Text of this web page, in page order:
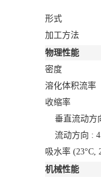
形式
加工方法
物理性能
密度
溶化体积流率
收缩率
垂直流动方
流动方向 :
吸水率 (23°C,
机械性能